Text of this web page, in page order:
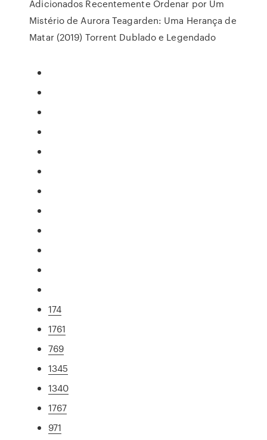
Adicionados Recentemente Ordenar por Um
Mistério de Aurora Teagarden: Uma Herança de
Matar (2019) Torrent Dublado e Legendado
174
1761
769
1345
1340
1767
971